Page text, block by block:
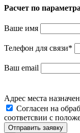
Расчет по
Ваше имя
Телефон для связи*
Ваш email
Адрес места
Cогласен на
соответсвии с
Отправить заявку